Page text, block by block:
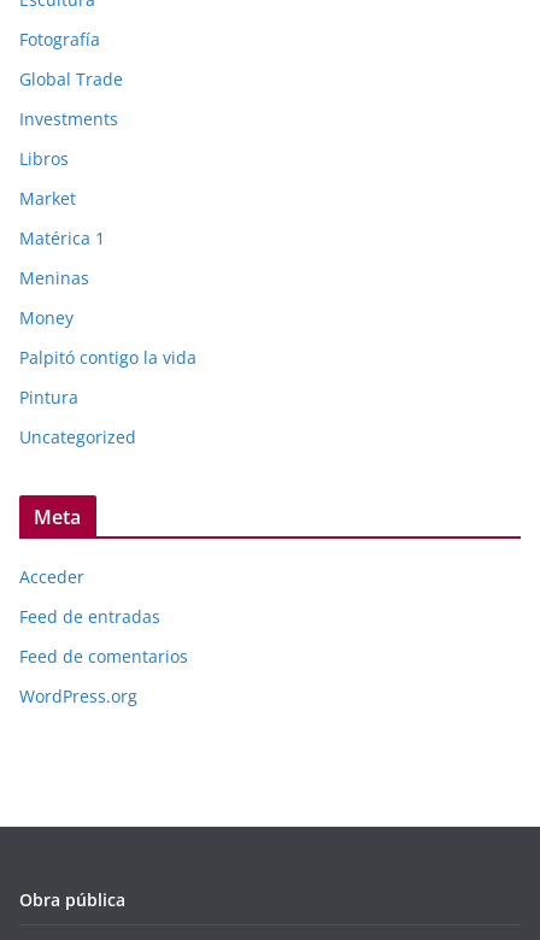
Fotografía
Global Trade
Investments
Libros
Market
Matérica 1
Meninas
Money
Palpitó contigo la vida
Pintura
Uncategorized
Meta
Acceder
Feed de entradas
Feed de comentarios
WordPress.org
Obra pública